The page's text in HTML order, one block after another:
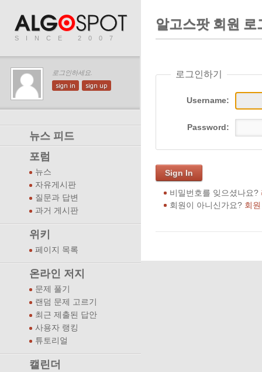
SINCE 2007
로그인하세요.
sign in sign up
뉴스 피드
포럼
뉴스
자유게시판
질문과 답변
과거 게시판
위키
페이지 목록
온라인 저지
문제 풀기
랜덤 문제 고르기
최근 제출된 답안
사용자 랭킹
튜토리얼
캘린더
알고스팟 회원 로
로그인하기
Username:
Password:
Sign In
비밀번호를 잊으셨나요?
회원이 아니신가요? 회